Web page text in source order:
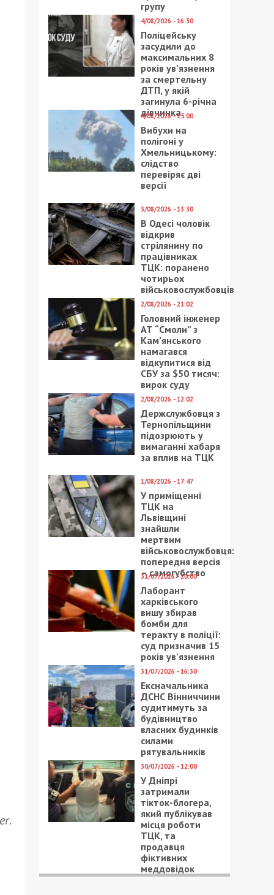
.
групу
4/08/2026 - 16:30
Поліцейську
засудили до
максимальних 8
років ув’язнення
за смертельну
ДТП, у якій
загинула 6-річна
дівчинка
4/08/2026 - 15:00
Вибухи на
полігоні у
Хмельницькому:
слідство
перевіряє дві
версії
3/08/2026 - 13:30
В Одесі чоловік
відкрив
стрілянину по
працівниках
ТЦК: поранено
чотирьох
військовослужбовців
2/08/2026 - 21:02
Головний інженер
АТ “Смоли” з
Кам’янського
намагався
відкупитися від
СБУ за $50 тисяч:
вирок суду
2/08/2026 - 12:02
Держслужбовця з
Тернопільщини
підозрюють у
вимаганні хабаря
за вплив на ТЦК
1/08/2026 - 17:47
У приміщенні
ТЦК на
Львівщині
знайшли
мертвим
військовослужбовця:
попередня версія
– самогубство
31/07/2026 - 20:00
Лаборант
харківського
вишу збирав
бомби для
теракту в поліції:
суд призначив 15
років ув’язнення
31/07/2026 - 16:30
Ексначальника
ДСНС Вінниччини
судитимуть за
будівництво
власних будинків
силами
рятувальників
30/07/2026 - 12:00
У Дніпрі
затримали
тікток-блогера,
який публікував
місця роботи
ТЦК, та
продавця
фіктивних
меддовідок